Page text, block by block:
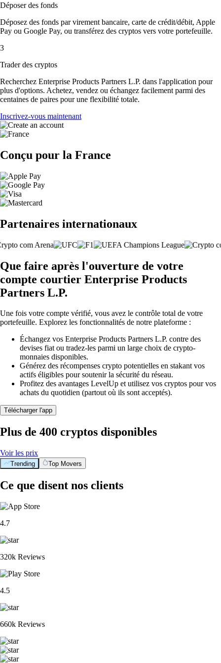
Déposer des fonds
Déposez des fonds par virement bancaire, carte de crédit/débit, Apple
Pay ou Google Pay, ou transférez des cryptos vers votre portefeuille.
3
Trader des cryptos
Recherchez Enterprise Products Partners L.P. dans l'application pour
plus d'options. Achetez, vendez ou échangez facilement parmi des
centaines de paires pour une flexibilité totale.
Inscrivez-vous maintenant
Conçu pour la France
Partenaires internationaux
Que faire après l'ouverture de votre
compte courtier Enterprise Products
Partners L.P.
Une fois votre compte vérifié, vous avez le contrôle total de votre
portefeuille. Explorez les fonctionnalités de notre plateforme :
Échangez vos Enterprise Products Partners L.P. contre des
devises fiat ou tradez-les parmi un large choix de crypto-
monnaies disponibles.
Générez des récompenses crypto potentielles en stakant vos
actifs éligibles pour soutenir la sécurité du réseau.
Profitez des avantages LevelUp et utilisez vos cryptos pour vos
achats du quotidien (partout où ils sont acceptés).
Télécharger l'app
Plus de 400 cryptos disponibles
Voir les prix
Trending Top Movers
Ce que disent nos clients
4.7
320k Reviews
4.5
660k Reviews